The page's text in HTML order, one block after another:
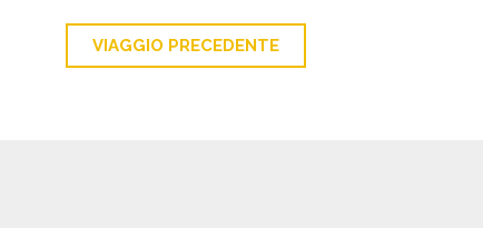
VIAGGIO PRECEDENTE